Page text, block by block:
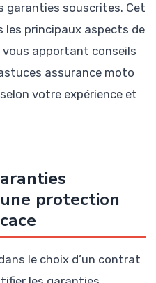
garanties souscrites. Cet
les principaux aspects de
vous apportant conseils
assurance moto
votre expérience et
protection
le choix d’un contrat